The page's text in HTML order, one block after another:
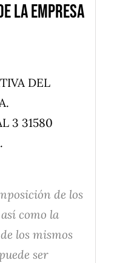
la empresa
DEL
3 31580
de los
como la
los mismos
ser